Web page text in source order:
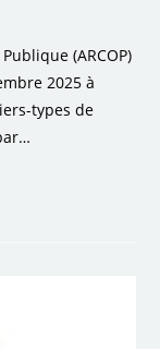
(ARCOP)
2025 à
types de